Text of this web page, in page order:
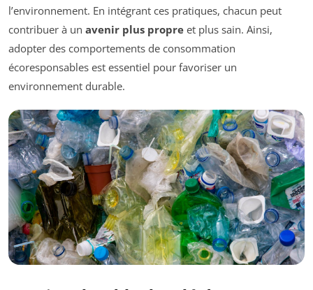
l’environnement. En intégrant ces pratiques, chacun peut
contribuer à un avenir plus propre et plus sain. Ainsi,
adopter des comportements de consommation
écoresponsables est essentiel pour favoriser un
environnement durable.